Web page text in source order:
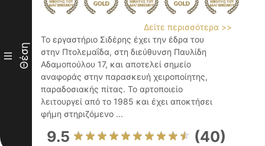
III Θέση
Δείτε περισσότερα >>
Το εργαστήριο Σιδέρης έχει την έδρα του
στην Πτολεμαΐδα, στη διεύθυνση Παυλίδη
Αδαμοπούλου 17, και αποτελεί σημείο
αναφοράς στην παρασκευή χειροποίητης,
παραδοσιακής πίτας. Το αρτοποιείο
λειτουργεί από το 1985 και έχει αποκτήσει
φήμη στηριζόμενο ...
9.5 (40)